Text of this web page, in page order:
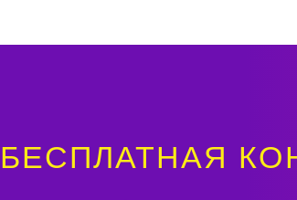
БЕСПЛАТНАЯ